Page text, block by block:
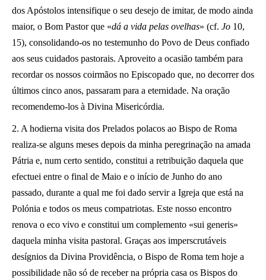
dos Apóstolos intensifique o seu desejo de imitar, de modo ainda
maior, o Bom Pastor que «dá a vida pelas ovelhas» (cf. Jo 10,
15), consolidando-os no testemunho do Povo de Deus confiado
aos seus cuidados pastorais. Aproveito a ocasião também para
recordar os nossos coirmãos no Episcopado que, no decorrer dos
últimos cinco anos, passaram para a eternidade. Na oração
recomendemo-los à Divina Misericórdia.
2. A hodierna visita dos Prelados polacos ao Bispo de Roma
realiza-se alguns meses depois da minha peregrinação na amada
Pátria e, num certo sentido, constitui a retribuição daquela que
efectuei entre o final de Maio e o início de Junho do ano
passado, durante a qual me foi dado servir a Igreja que está na
Polónia e todos os meus compatriotas. Este nosso encontro
renova o eco vivo e constitui um complemento «sui generis»
daquela minha visita pastoral. Graças aos imperscrutáveis
desígnios da Divina Providência, o Bispo de Roma tem hoje a
possibilidade não só de receber na própria casa os Bispos do